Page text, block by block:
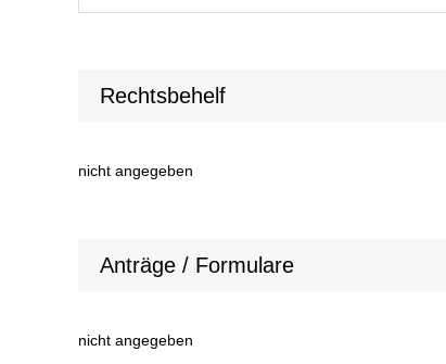
Rechtsbehelf
nicht angegeben
Anträge / Formulare
nicht angegeben